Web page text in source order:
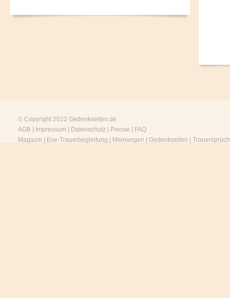
© Copyright 2022 Gedenkseiten.de
AGB
Impressum Datenschutz Presse
FAQ
Magazin
Eve-Trauerbegleitung Meinungen Gedenkseiten